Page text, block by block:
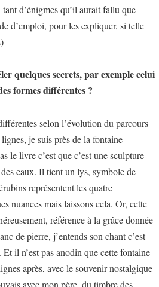
d’énigmes qu’il aurait fallu que
d’emploi, pour les expliquer, si telle
quelques secrets, par exemple celui
formes différentes ?
selon l’évolution du parcours
je suis près de la fontaine
le livre c’est que c’est une sculpture
eaux. Il tient un lys, symbole de
représentent les quatre
nuances mais laissons cela. Or, cette
référence à la grâce donnée
de pierre, j’entends son chant c’est
il n’est pas anodin que cette fontaine
après, avec le souvenir nostalgique
avec mon père, du timbre des